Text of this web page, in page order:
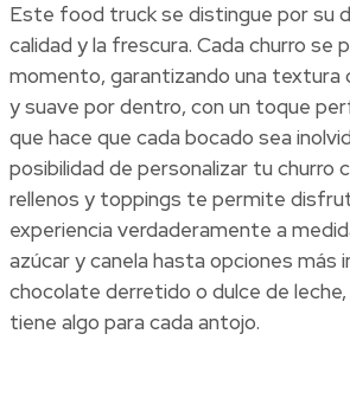
Este food truck se distingue por su
calidad y la frescura. Cada churro se
momento, garantizando una textura
y suave por dentro, con un toque
que hace que cada bocado sea
posibilidad de personalizar tu churro
rellenos y toppings te permite
experiencia verdaderamente a
azúcar y canela hasta opciones más
chocolate derretido o dulce de
tiene algo para cada antojo.